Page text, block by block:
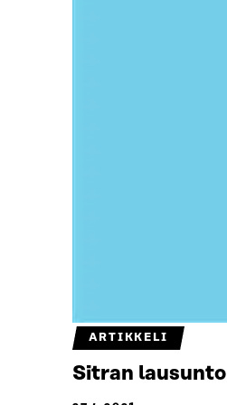
ARTIKKELI
Sitran